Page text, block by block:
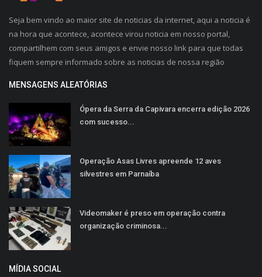
Seja bem vindo ao maior site de noticias da internet, aqui a noticia é
na hora que acontece, acontece virou noticia em nosso portal,
compartilhem com seus amigos e envie nosso link para que todas
fiquem sempre informado sobre as noticias de nossa região
MENSAGENS ALEATÓRIAS
Ópera da Serra da Capivara encerra edição 2026
com sucesso...
Operação Asas Livres apreende 12 aves
silvestres em Parnaíba​‌​
Videomaker é preso em operação contra
organização criminosa...
MÍDIA SOCIAL